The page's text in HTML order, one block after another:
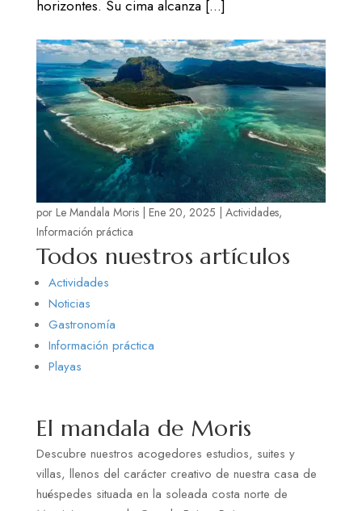
horizontes. Su cima alcanza […]
por Le Mandala Moris| Ene 20, 2025 | Actividades,
Información práctica
Todos nuestros artículos
Actividades
Noticias
Gastronomía
Información práctica
Playas
El mandala de Moris
Descubre nuestros acogedores estudios, suites y
villas, llenos del carácter creativo de nuestra casa de
huéspedes situada en la soleada costa norte de